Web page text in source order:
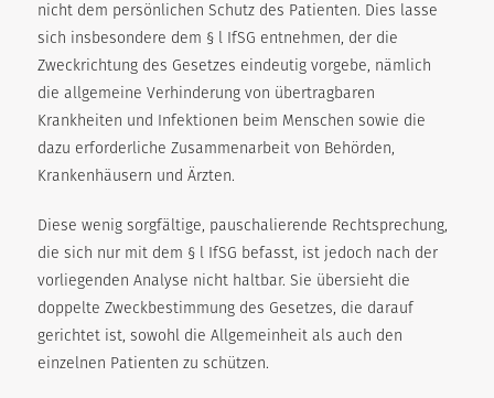
nicht dem persönlichen Schutz des Patienten. Dies lasse
sich insbesondere dem § l IfSG entnehmen, der die
Zweckrichtung des Gesetzes eindeutig vorgebe, nämlich
die allgemeine Verhinderung von übertragbaren
Krankheiten und Infektionen beim Menschen sowie die
dazu erforderliche Zusammenarbeit von Behörden,
Krankenhäusern und Ärzten.
Diese wenig sorgfältige, pauschalierende Rechtsprechung,
die sich nur mit dem § l IfSG befasst, ist jedoch nach der
vorliegenden Analyse nicht haltbar. Sie übersieht die
doppelte Zweckbestimmung des Gesetzes, die darauf
gerichtet ist, sowohl die Allgemeinheit als auch den
einzelnen Patienten zu schützen.